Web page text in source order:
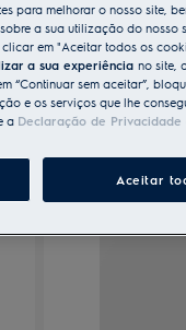
para melhorar o nosso site,
a sua utilização do nosso
em "Aceitar todos os
a sua experiência no site,
sem aceitar”,
e os serviços que lhe
a Declaração de Privacidade
Aceitar